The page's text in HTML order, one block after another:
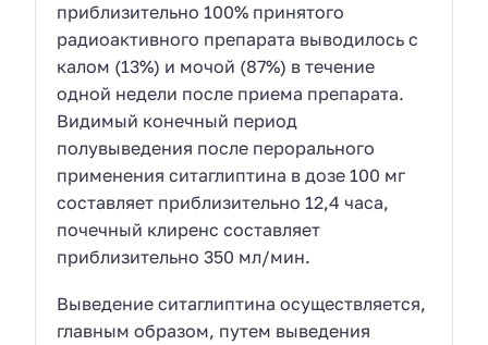
приблизительно 100% принятого
радиоактивного препарата выводилось с
калом (13%) и мочой (87%) в течение
одной недели после приема препарата.
Видимый конечный период
полувыведения после перорального
применения ситаглиптина в дозе 100 мг
составляет приблизительно 12,4 часа,
почечный клиренс составляет
приблизительно 350 мл/мин.
Выведение ситаглиптина осуществляется,
главным образом, путем выведения